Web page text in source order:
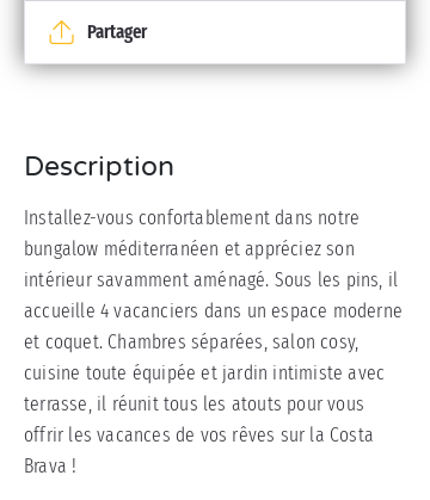
Partager
Description
Installez-vous confortablement dans notre
bungalow méditerranéen et appréciez son
intérieur savamment aménagé. Sous les pins, il
accueille 4 vacanciers dans un espace moderne
et coquet. Chambres séparées, salon cosy,
cuisine toute équipée et jardin intimiste avec
terrasse, il réunit tous les atouts pour vous
offrir les vacances de vos rêves sur la Costa
Brava !